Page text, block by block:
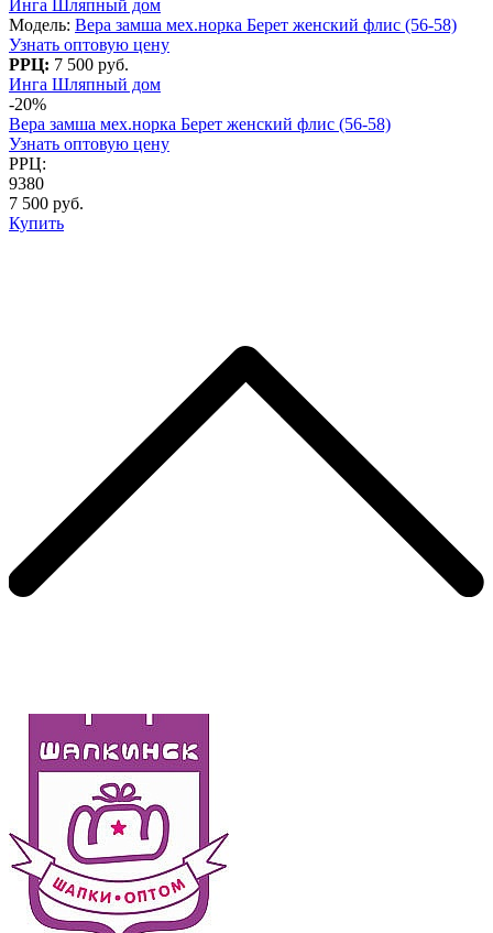
Инга Шляпный дом
Модель: Вера замша мех.норка Берет женский флис (56-58)
Узнать оптовую цену
РРЦ: 7 500 руб.
Инга Шляпный дом
-20%
Вера замша мех.норка Берет женский флис (56-58)
Узнать оптовую цену
РРЦ:
9380
7 500 руб.
Купить